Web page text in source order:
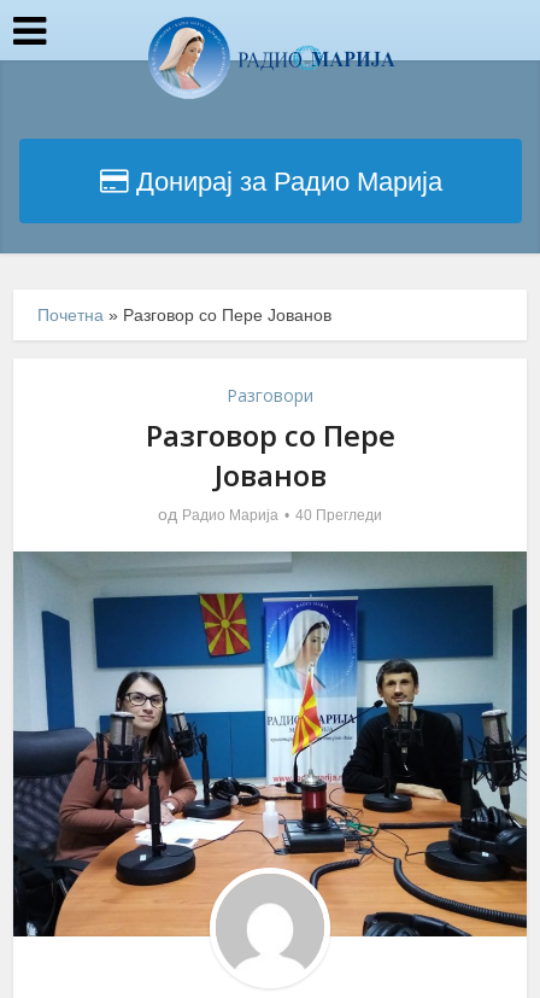
Донирај за Радио Марија
Почетна » Разговор со Пере Јованов
Разговори
Разговор со Пере
Јованов
од Радио Марија 40 Прегледи